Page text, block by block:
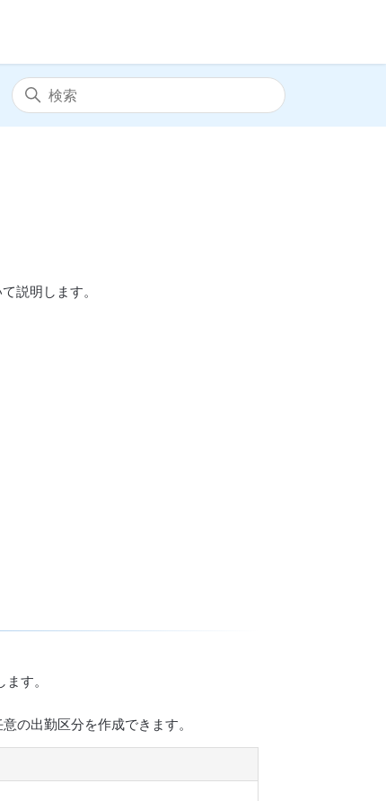
説明します。
す。
の出勤区分を作成できます。